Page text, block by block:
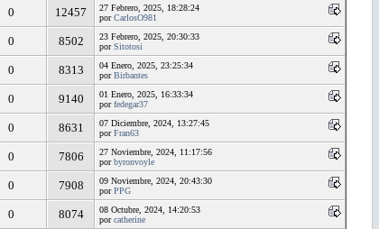
0 12457
27 Febrero, 2025, 18:28:24
porCarlosO981
0 8502
23 Febrero, 2025, 20:30:33
porSitotosi
0 8313
04 Enero, 2025, 23:25:34
porBirbantes
0 9140
01 Enero, 2025, 16:33:34
porfedegar37
0 8631
07 Diciembre, 2024, 13:27:45
porFran63
0 7806
27 Noviembre, 2024, 11:17:56
porbyronvoyle
0 7908
09 Noviembre, 2024, 20:43:30
porPPG
0 8074
08 Octubre, 2024, 14:20:53
porcatherine